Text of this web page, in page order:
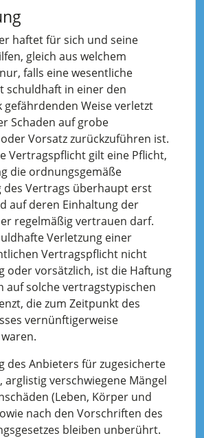
haftet für sich und seine
gleich aus welchem
falls eine wesentliche
schuldhaft in einer den
gefährdenden Weise verletzt
Schaden auf grobe
Vorsatz zurückzuführen ist.
Vertragspflicht gilt eine Pflicht,
die ordnungsgemäße
Vertrags überhaupt erst
auf deren Einhaltung der
regelmäßig vertrauen darf.
Verletzung einer
Vertragspflicht nicht
oder vorsätzlich, ist die Haftung
auf solche vertragstypischen
die zum Zeitpunkt des
vernünftigerweise
des Anbieters für zugesicherte
arglistig verschwiegene Mängel
(Leben, Körper und
nach den Vorschriften des
bleiben unberührt.